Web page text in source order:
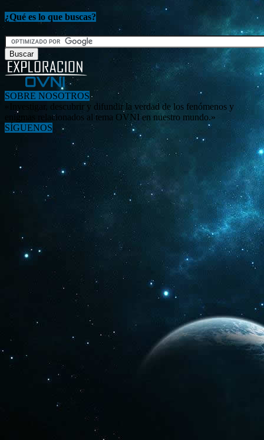
¿Qué es lo que buscas?
SOBRE NOSOTROS
«Investigar, descubrir y difundir la verdad de los fenómenos y
enigmas relacionados al tema OVNI en nuestro mundo.»
SÍGUENOS